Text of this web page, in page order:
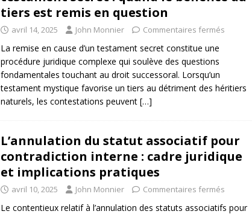
tiers est remis en question
avril 14, 2025 John Monnier Commentaires fermés
La remise en cause d’un testament secret constitue une
procédure juridique complexe qui soulève des questions
fondamentales touchant au droit successoral. Lorsqu’un
testament mystique favorise un tiers au détriment des héritiers
naturels, les contestations peuvent […]
L’annulation du statut associatif pour
contradiction interne : cadre juridique
et implications pratiques
avril 10, 2025 John Monnier Commentaires fermés
Le contentieux relatif à l’annulation des statuts associatifs pour